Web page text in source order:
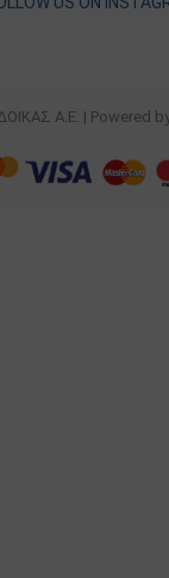
Α.Ε. | Powered